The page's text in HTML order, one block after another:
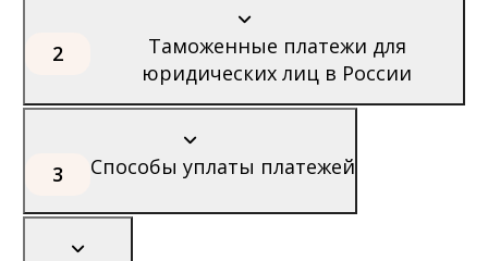
2
Таможенные платежи для
юридических лиц в России
3 Способы уплаты платежей